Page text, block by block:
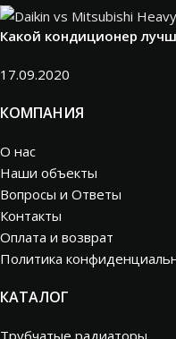
Какой кондиционер
17.09.2020
КОМПАНИЯ
О нас
Наши объекты
Вопросы и Ответы
Контакты
Оплата и возврат
Политика
КАТАЛОГ
Трубчатые радиаторы